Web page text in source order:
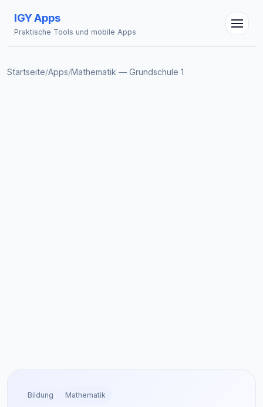
IGY Apps
Praktische Tools und mobile Apps
Startseite/Apps/Mathematik — Grundschule 1
Bildung Mathematik